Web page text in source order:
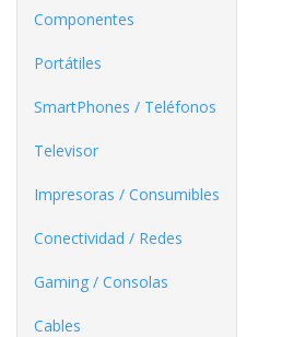
Componentes
Portátiles
SmartPhones / Teléfonos
Televisor
Impresoras / Consumibles
Conectividad / Redes
Gaming / Consolas
Cables